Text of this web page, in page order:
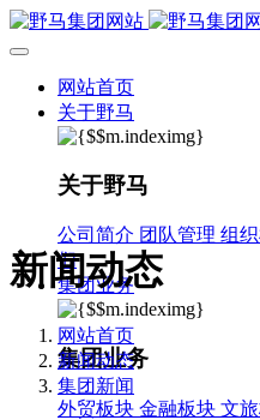
网站首页
关于野马
关于野马
公司简介 团队管理 组
们
集团业务
集团业务
外贸板块 金融板块 文
新闻动态
网站首页
新闻动态
集团新闻